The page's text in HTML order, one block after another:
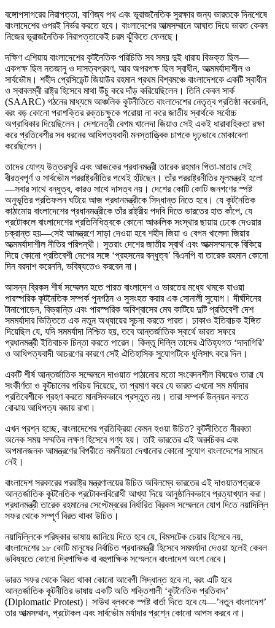
বঙ্গোপসাগরের নিরাপত্তা, বাণিজ্য পথ এবং ভূরাজনৈতিক সুরক্ষার জন্য ভারতকে দিনশেষে
বাংলাদেশের ওপরই নির্ভর করতে হবে। বাংলাদেশের আত্মসম্মানে আঘাত দিয়ে ভারত কেবল
নিজের ভূরাজনৈতিক নিরাপত্তাকেই চরম ঝুঁকিতে ফেলছে।
দক্ষিণ এশিয়ায় বাংলাদেশের কূটনৈতিক পরিচিতি সব সময় দুই ধারায় বিভক্ত ছিল—
একপক্ষ ছিল নতজানু ও দাসত্বপ্রবণ, আর অপরপক্ষ ছিল স্বাধীন, আত্মমর্যাদাশীল ও
সার্বভৌম। শহীদ প্রেসিডেন্ট জিয়াউর রহমান প্রথম বিশ্বমঞ্চে বাংলাদেশকে একটি স্বাধীন
ও স্বাবলম্বী রাষ্ট্র হিসেবে মাথা উঁচু করে দাঁড় করিয়েছিলেন। তিনি কেবল সার্ক
(SAARC) গঠনের মাধ্যমে আঞ্চলিক কূটনীতিতে বাংলাদেশের নেতৃত্ব প্রতিষ্ঠা করেননি,
বরং বড় কোনো পরাশক্তির রক্তচক্ষুকে পরোয়া না করে জাতীয় স্বার্থকে সর্বোচ্চ
অগ্রাধিকার দিয়েছিলেন। দেশনেত্রী বেগম খালেদা জিয়াও সেই একই ধারাবাহিকতা রক্ষা
করে প্রতিবেশীর সব ধরনের আধিপত্যবাদী মনস্তাত্ত্বিক চাপকে দৃঢ়ভাবে মোকাবেলা
করেছিলেন।
তাদের যোগ্য উত্তরসূরি এবং আজকের প্রধানমন্ত্রী তারেক রহমান পিতা-মাতার সেই
বীরত্বপূর্ণ ও সার্বভৌম পররাষ্ট্রনীতির পথেই হাঁটছেন। তাঁর পররাষ্ট্রনীতির মূলমন্ত্রই হলো
—সবার সাথে বন্ধুত্ব, কারও সাথে দাসত্ব নয়। দেশের কোটি কোটি জনগণের স্পষ্ট
অনুভূতির প্রতিফলন ঘটিয়ে আজ প্রধানমন্ত্রীকে সিদ্ধান্ত নিতে হবে। যে কূটনৈতিক
কাঠামোয় বাংলাদেশের প্রধানমন্ত্রীকে তাঁর রাষ্ট্রীয় পদবি দিতে ভারতের হাত কাঁপে, যে
প্রটোকলে বাংলাদেশের প্রতিনিধিত্বকে কোনো আঞ্চলিক সংস্থার ছায়ায় ঢেকে দেওয়ার
চক্রান্ত হয়—সেই আমন্ত্রণে সাড়া দেওয়া হবে শহীদ জিয়া ও বেগম খালেদা জিয়ার
আত্মমর্যাদাশীল নীতির পরিপন্থী। সুতরাং দেশের জাতীয় স্বার্থ এবং আত্মসম্মানকে বিকিয়ে
দিয়ে কোনো প্রতিবেশী দেশের সঙ্গে ‘প্রহসনের বন্ধুত্ব’ বিএনপি বা তারেক রহমান কোনো
দিন বরদাশ করেননি, ভবিষ্যতেও করবেন না।
আসন্ন ব্রিকস শীর্ষ সম্মেলন হতে পারত বাংলাদেশ ও ভারতের মধ্যে থমকে যাওয়া
পারস্পরিক কূটনৈতিক সম্পর্ক পুনর্গঠন ও সুসংহত করার এক সোনালী সুযোগ। দীর্ঘদিনের
টানাপোড়েন, বিভ্রান্তি এবং পারস্পরিক অবিশ্বাসের মেঘ কাটিয়ে দুটি প্রতিবেশী দেশ
সমমর্যাদার ভিত্তিতে এক নতুন অধ্যায়ের সূচনা করতে পারত। ঢাকাও ইতিবাচক ইঙ্গিত
দিয়েছিল যে, যদি সমমর্যাদা নিশ্চিত হয়, তবে আন্তর্জাতিক স্বার্থে ভারত সফরে
প্রধানমন্ত্রী ইতিবাচক চিন্তা করতে পারেন। কিন্তু দিল্লি তাদের ঐতিহ্যগত ‘দাদাগিরি’
ও আধিপত্যবাদী আচরণের কারণে সেই ঐতিহাসিক সুযোগটিকে ধূলিসাৎ করে দিল।
একটি শীর্ষ আন্তর্জাতিক সম্মেলনে দাওয়াত পাঠানোর মতো সংবেদনশীল বিষয়েও তারা যে
সংকীর্ণতা ও কূটচালের পরিচয় দিয়েছে, তা প্রমাণ করে যে ভারত এখনো সম মর্যাদার
প্রতিবেশীকে গ্রহণ করতে মানসিকভাবে প্রস্তুত নয়। তারা সম্পর্ক উন্নয়ন বলতে
বোঝায় আধিপত্য বজায় রাখা।
এখন প্রশ্ন হচ্ছে, বাংলাদেশের প্রতিক্রিয়া কেমন হওয়া উচিত? কূটনীতিতে নীরবতা
অনেক সময় সম্মতির লক্ষণ হিসেবে গণ্য হয়। তাই ভারতের এই অরুচিকর এবং
অপমানজনক আমন্ত্রণের বিপরীতে নমনীয়তা দেখানোর কোনো সুযোগ বাংলাদেশের সামনে
নেই।
বাংলাদেশ সরকারের পররাষ্ট্র মন্ত্রণালয়ের উচিত অবিলম্বে ভারতের এই দাওয়াতপত্রকে
আন্তর্জাতিক কূটনৈতিক প্রটোকলবিরোধী আখ্যা দিয়ে আনুষ্ঠানিকভাবে প্রত্যাখ্যান করা।
প্রধানমন্ত্রী তারেক রহমানের সেপ্টেম্বরের নির্ধারিত ব্রিকস সম্মেলনে যোগ দিতে নয়াদিল্লি
সফর থেকে সম্পূর্ণ বিরত থাকা উচিত।
নয়াদিল্লিকে পরিষ্কার ভাষায় জানিয়ে দিতে হবে যে, বিমসটেক চেয়ার হিসেবে নয়,
বাংলাদেশের ১৮ কোটি মানুষের নির্বাচিত প্রধানমন্ত্রী হিসেবে সমমর্যাদা দেওয়া হলেই কেবল
ভবিষ্যতে কোনো দ্বিপাক্ষিক বা বহুপাক্ষিক সম্মেলনে বাংলাদেশ অংশ নেবে।
ভারত সফর থেকে বিরত থাকা কোনো আবেগী সিদ্ধান্ত হবে না, বরং এটি হবে
আন্তর্জাতিক কূটনীতির ভাষায় একটি অতি শক্তিশালী ‘কূটনৈতিক প্রতিবাদ’
(Diplomatic Protest)। সাউথ ব্লককে স্পষ্ট বার্তা দিতে হবে যে—’নতুন বাংলাদেশ’
তার আত্মসম্মান, প্রটোকল এবং সার্বভৌম মর্যাদার প্রশ্নে কোনো আপস করবে না।